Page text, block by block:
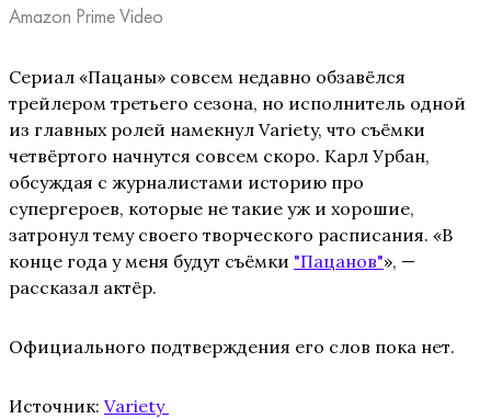
Amazon Prime Video
Сериал «Пацаны» совсем недавно обзавёлся
трейлером третьего сезона, но исполнитель одной
из главных ролей намекнул Variety, что съёмки
четвёртого начнутся совсем скоро. Карл Урбан,
обсуждая с журналистами историю про
супергероев, которые не такие уж и хорошие,
затронул тему своего творческого расписания. «В
конце года у меня будут съёмки "Пацанов"», —
рассказал актёр.
Официального подтверждения его слов пока нет.
Источник: Variety